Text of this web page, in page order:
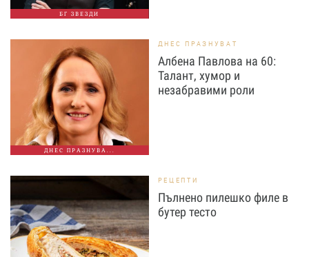
БГ ЗВЕЗДИ
ДНЕС ПРАЗНУВА...
ДНЕС ПРАЗНУВАТ
Албена Павлова на 60:
Талант, хумор и
незабравими роли
РЕЦЕПТИ
Пълнено пилешко филе в
бутер тесто